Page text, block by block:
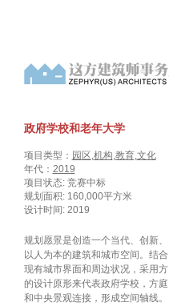
政府学校和老年大学
项目类型： 园区,机构,教育,文化
年代： 2019
项目状态: 竞赛中标
规划面积: 160,000平方米
设计时间: 2019
规划愿景是创造一个当代、创新、
以人为本的建筑和城市空间。结合
现有城市界面和周边状况，采用方
的设计原形来代表政府学校，方庭
和中央景观连接，形成空间轴线。